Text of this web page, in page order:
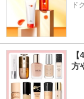
ド
方